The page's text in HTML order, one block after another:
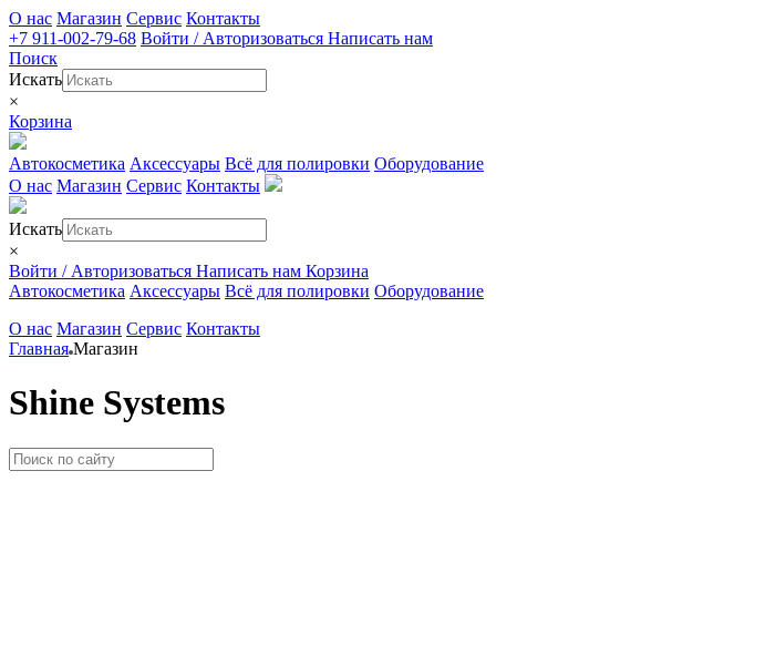
О нас Магазин Сервис Контакты
+7 911-002-79-68 Войти / Авторизоваться Написать нам
Поиск
Искать
×
Корзина
Автокосметика Аксессуары Всё для полировки Оборудование
О нас Магазин Сервис Контакты
Искать
×
Войти / Авторизоваться Написать нам Корзина
Автокосметика Аксессуары Всё для полировки Оборудование
О нас Магазин Сервис Контакты
Главная Магазин
Shine Systems